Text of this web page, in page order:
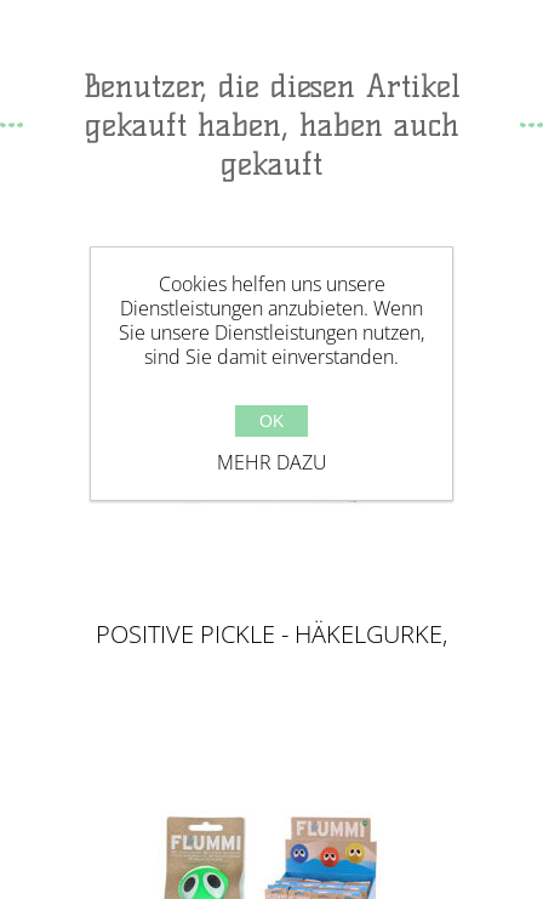
Benutzer, die diesen Artikel
gekauft haben, haben auch
gekauft
POSITIVE PICKLE - HÄKELGURKE,
Cookies helfen uns unsere
Dienstleistungen anzubieten. Wenn
Sie unsere Dienstleistungen nutzen,
sind Sie damit einverstanden.
OK
MEHR DAZU